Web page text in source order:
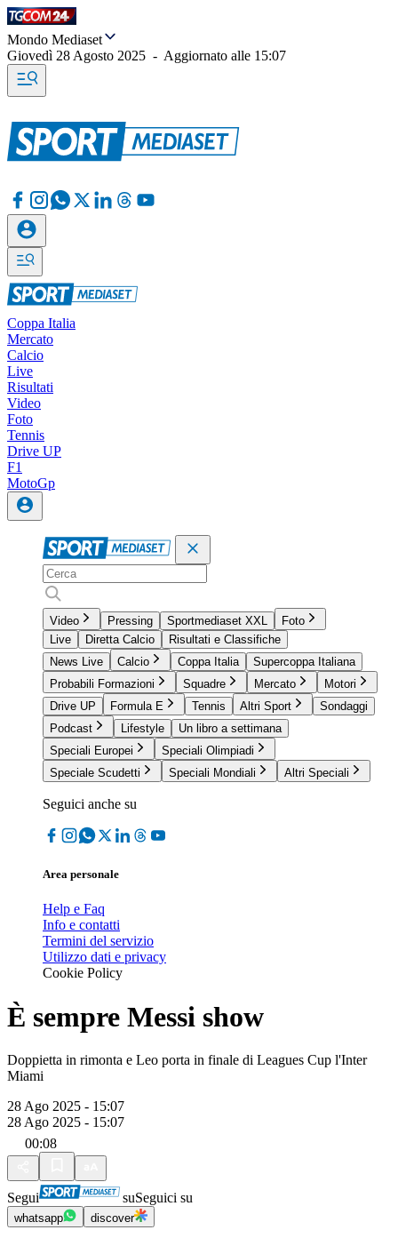
Mondo Mediaset
Giovedì 28 Agosto 2025 - Aggiornato alle 15:07
Coppa Italia
Mercato
Calcio
Live
Risultati
Video
Foto
Tennis
Drive UP
F1
MotoGp
Video Pressing Sportmediaset XXL
Foto
Live
Diretta Calcio
Risultati e Classifiche
News Live
Calcio Coppa Italia
Supercoppa Italiana
Probabili Formazioni
Squadre Mercato
Motori
Drive UP
Formula E Tennis Altri Sport
Sondaggi
Podcast
Lifestyle
Un libro a settimana
Speciali Europei
Speciali Olimpiadi
Speciale Scudetti
Speciali Mondiali Altri Speciali
Seguici anche su
Area personale
Help e Faq
Info e contatti
Termini del servizio
Utilizzo dati e privacy
Cookie Policy
È sempre Messi show
Doppietta in rimonta e Leo porta in finale di Leagues Cup l'Inter
Miami
28 Ago 2025 - 15:07
28 Ago 2025 - 15:07
00:08
Segui suSeguici su
whatsapp discover